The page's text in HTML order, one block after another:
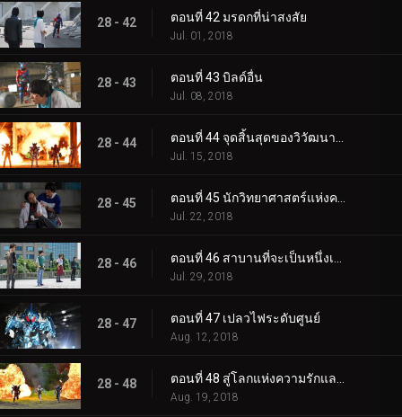
28 - 42 ตอนที่ 42 มรดกที่น่าสงสัย
Jul. 01, 2018
28 - 43 ตอนที่ 43 บิลด์อื่น
Jul. 08, 2018
28 - 44
Jul. 15, 2018
28 - 45
Jul. 22, 2018
28 - 46
Jul. 29, 2018
28 - 47 ตอนที่ 47 เปลวไฟระดับศูนย์
Aug. 12, 2018
28 - 48
Aug. 19, 2018